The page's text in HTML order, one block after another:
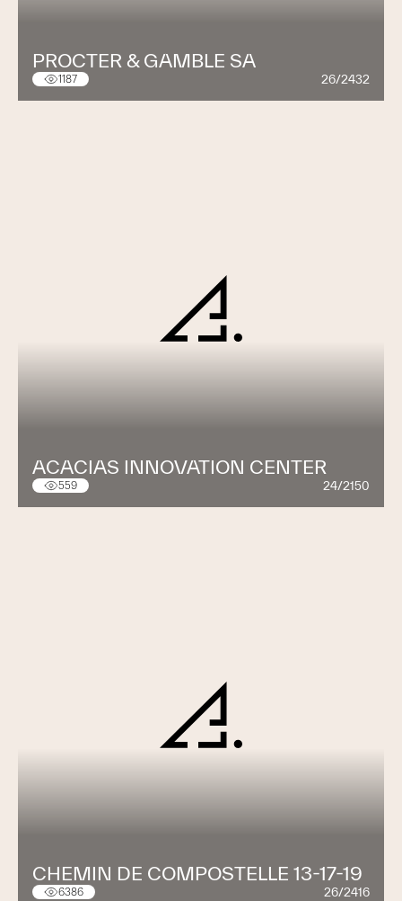
PROCTER & GAMBLE SA
1187 26/2432
ACACIAS INNOVATION CENTER
559 24/2150
CHEMIN DE COMPOSTELLE 13-17-19
6386 26/2416